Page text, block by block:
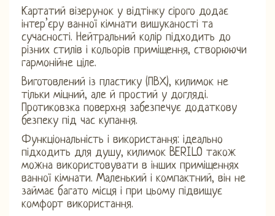
Картатий візерунок у відтінку сірого додає
інтер’єру ванної кімнати вишуканості та
сучасності. Нейтральний колір підходить до
різних стилів і кольорів приміщення, створюючи
гармонійне ціле.
Виготовлений із пластику (ПВХ), килимок не
тільки міцний, але й простий у догляді.
Протиковзка поверхня забезпечує додаткову
безпеку під час купання.
Функціональність і використання: ідеально
підходить для душу, килимок BERILO також
можна використовувати в інших приміщеннях
ванної кімнати. Маленький і компактний, він не
займає багато місця і при цьому підвищує
комфорт використання.